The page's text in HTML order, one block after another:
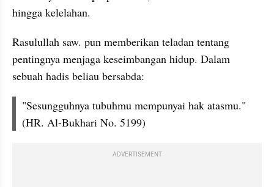
hingga kelelahan.
Rasulullah saw. pun memberikan teladan tentang
pentingnya menjaga keseimbangan hidup. Dalam
sebuah hadis beliau bersabda:
"Sesungguhnya tubuhmu mempunyai hak atasmu."
(HR. Al-Bukhari No. 5199)
ADVERTISEMENT